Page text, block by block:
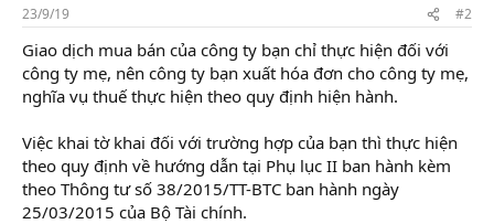
23/9/19 #2
Giao dịch mua bán của công ty bạn chỉ thực hiện đối với
công ty mẹ, nên công ty bạn xuất hóa đơn cho công ty mẹ,
nghĩa vụ thuế thực hiện theo quy định hiện hành.
Việc khai tờ khai đối với trường hợp của bạn thì thực hiện
theo quy định về hướng dẫn tại Phụ lục II ban hành kèm
theo Thông tư số 38/2015/TT-BTC ban hành ngày
25/03/2015 của Bộ Tài chính.